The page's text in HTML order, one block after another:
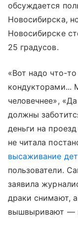
обсуждается
Новосибирска,
Новосибирске
25 градусов.
«Вот надо что-
кондукторами...
человечнее»,
должны
деньги на
не читала
высаживание
пользователи.
заявила
драки снимают,
вышвыривают —